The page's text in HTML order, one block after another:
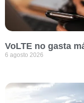
VoLTE no gasta
6 agosto 2026